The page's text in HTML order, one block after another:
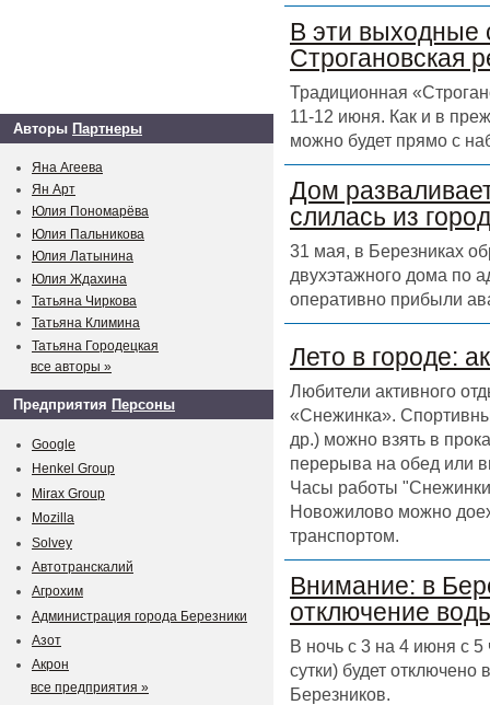
В эти выходные
Строгановская
Традиционная
11-12 июня. Как и в
можно будет прямо с
Дом
слилась из
31 мая, в Березниках
двухэтажного дома по
оперативно прибыли
Лето в городе:
Любители активного
«Снежинка».
др.) можно взять в
перерыва на обед или
Часы работы
Новожилово можно
транспортом.
Внимание: в
отключение
В ночь с 3 на 4 июня с 5
сутки) будет
Березников.
Авторы Партнеры
Яна Агеева
Ян Арт
Юлия Пономарёва
Юлия Пальникова
Юлия Латынина
Юлия Ждахина
Татьяна Чиркова
Татьяна Климина
Татьяна Городецкая
все авторы »
Предприятия Персоны
Google
Henkel Group
Mirax Group
Mozilla
Solvey
Автотранскалий
Агрохим
Администрация города Березники
Азот
Акрон
все предприятия »